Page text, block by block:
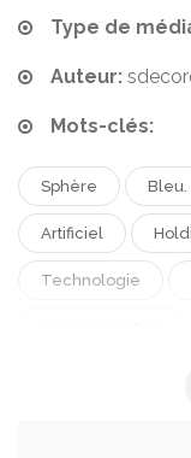
Type de
Auteur:
Mots-clés:
Sphère Bleu.
Artificiel
Technologie